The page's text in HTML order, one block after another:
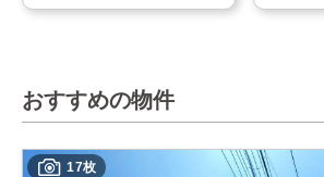
おすすめの物件
17枚